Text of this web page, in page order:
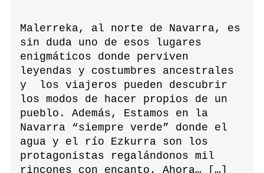
Malerreka, al norte de Navarra, es
sin duda uno de esos lugares
enigmáticos donde perviven
leyendas y costumbres ancestrales
y los viajeros pueden descubrir
los modos de hacer propios de un
pueblo. Además, Estamos en la
Navarra “siempre verde” donde el
agua y el río Ezkurra son los
protagonistas regalándonos mil
rincones con encanto. Ahora… […]